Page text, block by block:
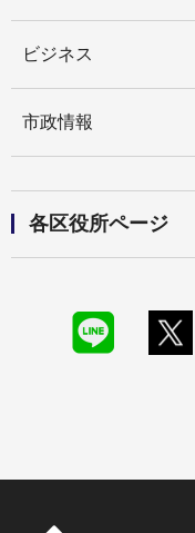
ビジネス
市政情報
各区役所ページ